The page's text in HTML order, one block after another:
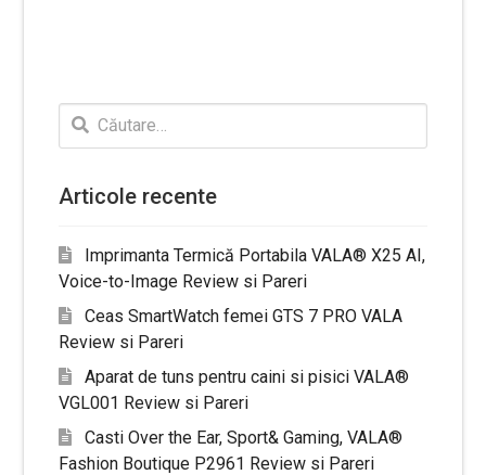
Caută
după:
Articole recente
Imprimanta Termică Portabila VALA® X25 AI,
Voice-to-Image Review si Pareri
Ceas SmartWatch femei GTS 7 PRO VALA
Review si Pareri
Aparat de tuns pentru caini si pisici VALA®
VGL001 Review si Pareri
Casti Over the Ear, Sport& Gaming, VALA®
Fashion Boutique P2961 Review si Pareri